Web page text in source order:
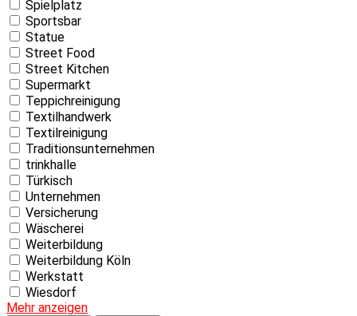
Spielplatz
Sportsbar
Statue
Street Food
Street Kitchen
Supermarkt
Teppichreinigung
Textilhandwerk
Textilreinigung
Traditionsunternehmen
trinkhalle
Türkisch
Unternehmen
Versicherung
Wäscherei
Weiterbildung
Weiterbildung Köln
Werkstatt
Wiesdorf
Mehr anzeigen